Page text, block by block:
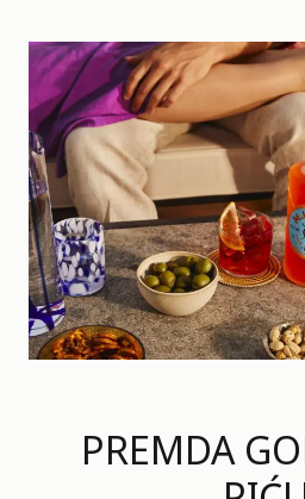
PREMDA